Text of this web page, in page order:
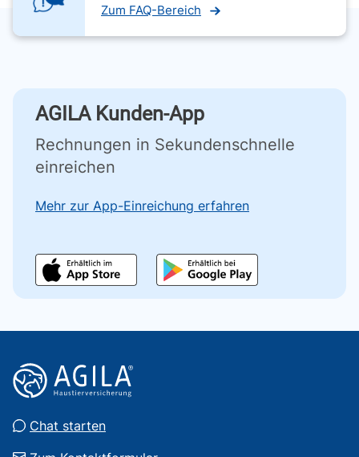
Zum FAQ-Bereich
AGILA Kunden-App
Rechnungen in Sekundenschnelle
einreichen
Mehr zur App-Einreichung erfahren